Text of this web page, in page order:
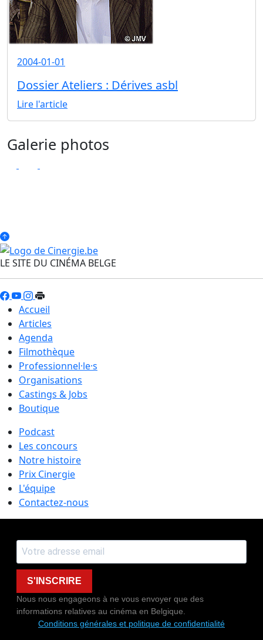
2004-01-01
Dossier Ateliers : Dérives asbl
Lire l'article
Galerie photos
LE SITE DU CINÉMA BELGE
Accueil
Articles
Agenda
Filmothèque
Professionnel·le·s
Organisations
Castings & Jobs
Boutique
Podcast
Les concours
Notre histoire
Prix Cinergie
L'équipe
Contactez-nous
S'INSCRIRE
Nous nous engageons à ne vous envoyer que des
informations relatives au cinéma en Belgique.
Conditions générales et politique de confidentialité